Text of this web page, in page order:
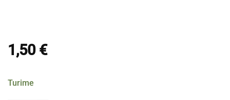
1,50 €
Turime